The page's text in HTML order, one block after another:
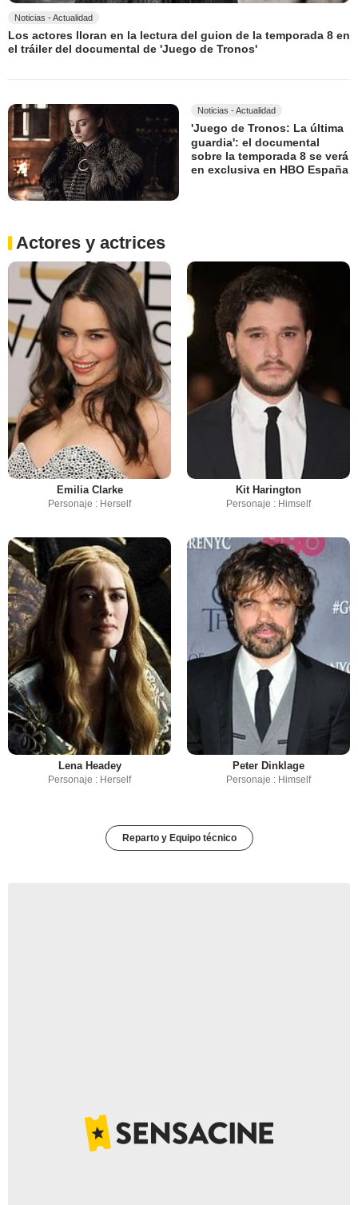
Noticias - Actualidad
Los actores lloran en la lectura del guion de la temporada 8 en
el tráiler del documental de 'Juego de Tronos'
Noticias - Actualidad
'Juego de Tronos: La última
guardia': el documental
sobre la temporada 8 se verá
en exclusiva en HBO España
Actores y actrices
Emilia Clarke
Personaje : Herself
Kit Harington
Personaje : Himself
Lena Headey
Personaje : Herself
Peter Dinklage
Personaje : Himself
Reparto y Equipo técnico